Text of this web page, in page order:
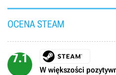
OCENA STEAM
7.1
W większości